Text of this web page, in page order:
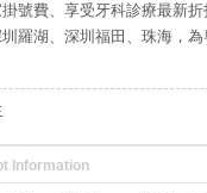
號費、享受牙科診療最新折
羅湖、深圳福田、珠海，
Information